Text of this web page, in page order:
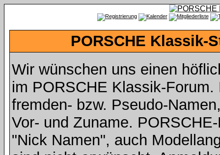
PORSCHE Klassik-
Wir wünschen uns einen
im PORSCHE Klassik-
fremden- bzw. Pseudo-
Vor- und Zuname.
"Nick Namen", auch